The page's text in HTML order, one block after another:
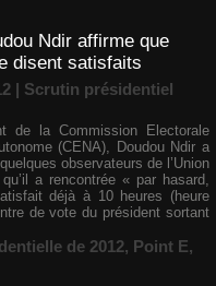
Ndir affirme que
disent satisfaits
| Scrutin présidentiel
de la Commission Electorale
(CENA), Doudou Ndir a
observateurs de l’Union
a rencontrée « par hasard,
déjà à 10 heures (heure
de vote du président sortant
de 2012, Point E,